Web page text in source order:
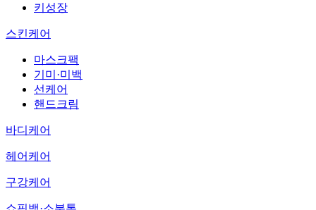
키성장
스킨케어
마스크팩
기미·미백
선케어
핸드크림
바디케어
헤어케어
구강케어